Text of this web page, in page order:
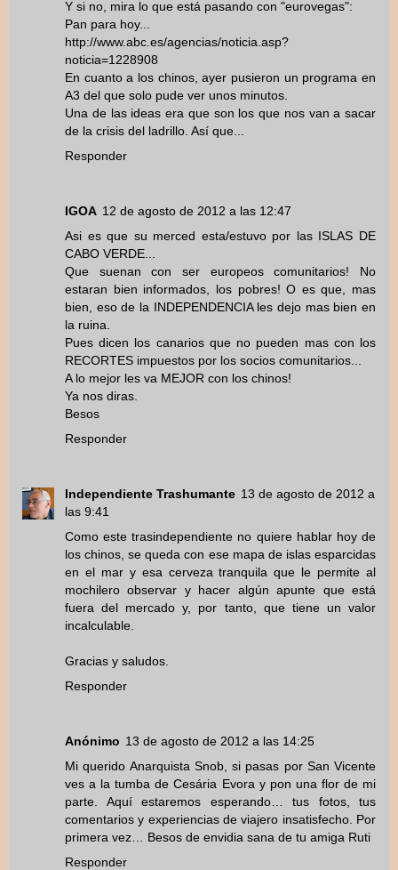
Y si no, mira lo que está pasando con "eurovegas":
Pan para hoy...
http://www.abc.es/agencias/noticia.asp?
noticia=1228908
En cuanto a los chinos, ayer pusieron un programa en
A3 del que solo pude ver unos minutos.
Una de las ideas era que son los que nos van a sacar
de la crisis del ladrillo. Así que...
Responder
IGOA 12 de agosto de 2012 a las 12:47
Asi es que su merced esta/estuvo por las ISLAS DE
CABO VERDE...
Que suenan con ser europeos comunitarios! No
estaran bien informados, los pobres! O es que, mas
bien, eso de la INDEPENDENCIA les dejo mas bien en
la ruina.
Pues dicen los canarios que no pueden mas con los
RECORTES impuestos por los socios comunitarios...
A lo mejor les va MEJOR con los chinos!
Ya nos diras.
Besos
Responder
Independiente Trashumante 13 de agosto de 2012 a
las 9:41
Como este trasindependiente no quiere hablar hoy de
los chinos, se queda con ese mapa de islas esparcidas
en el mar y esa cerveza tranquila que le permite al
mochilero observar y hacer algún apunte que está
fuera del mercado y, por tanto, que tiene un valor
incalculable.
Gracias y saludos.
Responder
Anónimo 13 de agosto de 2012 a las 14:25
Mi querido Anarquista Snob, si pasas por San Vicente
ves a la tumba de Cesária Evora y pon una flor de mi
parte. Aquí estaremos esperando… tus fotos, tus
comentarios y experiencias de viajero insatisfecho. Por
primera vez… Besos de envidia sana de tu amiga Ruti
Responder